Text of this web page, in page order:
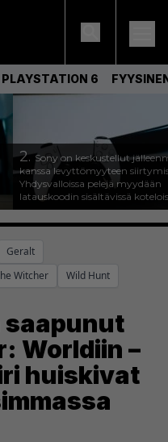
PLAYSTATION 6
2.Sony on keskustellut
kanssa levyttömyyteen
Yhdysvalloissa pelejä myydään
latauskoodin sisältävissä
Geralt
Witcher Wild Hunt
saapunut
Worldiin –
huiskivat